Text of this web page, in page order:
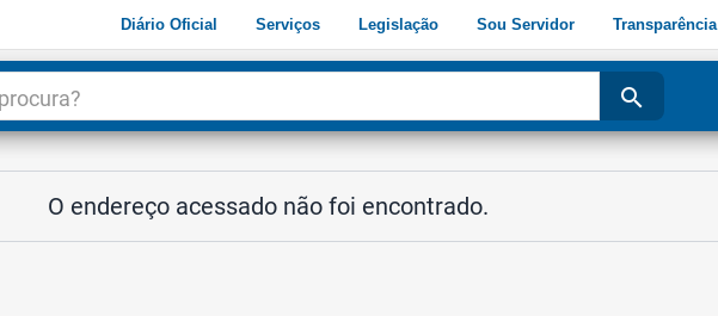
Diário Oficial Serviços Legislação Sou Servidor Transparência
search
O endereço acessado não foi encontrado.